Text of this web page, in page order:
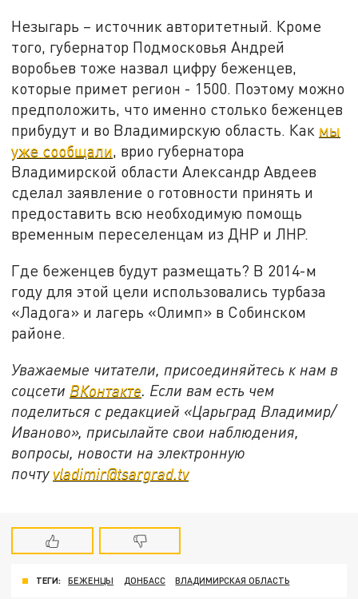
Незыгарь – источник авторитетный. Кроме
того, губернатор Подмосковья Андрей
воробьев тоже назвал цифру беженцев,
которые примет регион - 1500. Поэтому можно
предположить, что именно столько беженцев
прибудут и во Владимирскую область. Как мы
уже сообщали, врио губернатора
Владимирской области Александр Авдеев
сделал заявление о готовности принять и
предоставить всю необходимую помощь
временным переселенцам из ДНР и ЛНР.
Где беженцев будут размещать? В 2014-м
году для этой цели использовались турбаза
«Ладога» и лагерь «Олимп» в Собинском
районе.
Уважаемые читатели, присоединяйтесь к нам в
соцсети ВКонтакте. Если вам есть чем
поделиться с редакцией «Царьград Владимир/
Иваново», присылайте свои наблюдения,
вопросы, новости на электронную
почту vladimir@tsargrad.tv
ТЕГИ: БЕЖЕНЦЫ ДОНБАСС ВЛАДИМИРСКАЯ ОБЛАСТЬ